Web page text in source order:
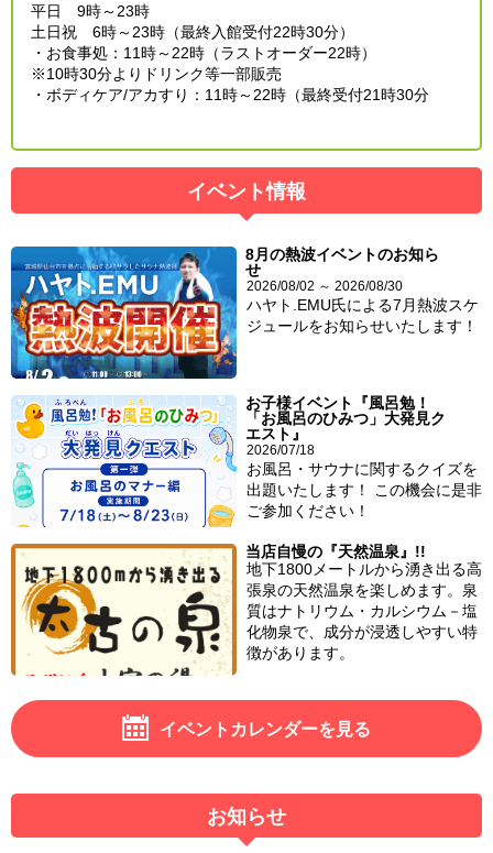
平日 9時～23時
土日祝 6時～23時（最終入館受付22時30分）
・お食事処：11時～22時（ラストオーダー22時）
※10時30分よりドリンク等一部販売
・ボディケア/アカすり：11時～22時（最終受付21時30分
イベント情報
8月の熱波イベントのお知ら
せ
2026/08/02 ～ 2026/08/30
ハヤト.EMU氏による7月熱波スケ
ジュールをお知らせいたします！
お子様イベント『風呂勉！
「お風呂のひみつ」大発見ク
エスト』
2026/07/18
お風呂・サウナに関するクイズを
出題いたします！ この機会に是非
ご参加ください！
当店自慢の『天然温泉』!!
地下1800メートルから湧き出る高
張泉の天然温泉を楽しめます。泉
質はナトリウム・カルシウム－塩
化物泉で、成分が浸透しやすい特
徴があります。
イベントカレンダーを見る
お知らせ